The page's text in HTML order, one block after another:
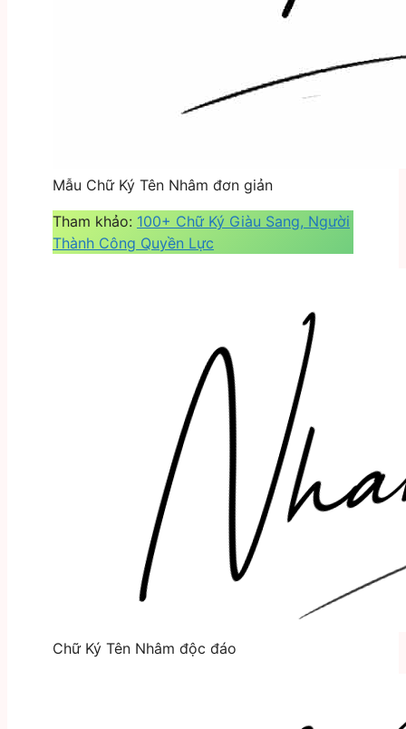
Mẫu Chữ Ký Tên Nhâm đơn giản
Tham khảo: 100+ Chữ Ký Giàu Sang, Người
Thành Công Quyền Lực
Chữ Ký Tên Nhâm độc đáo